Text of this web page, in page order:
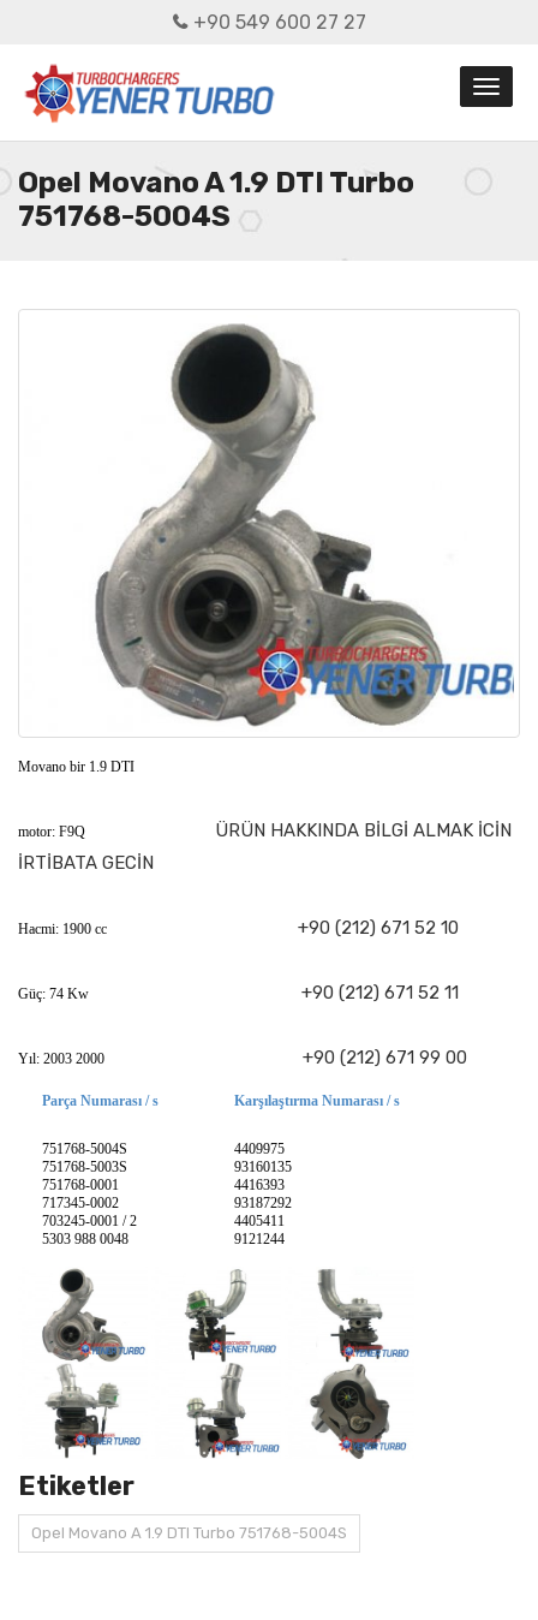
+90 549 600 27 27
Opel Movano A 1.9 DTI Turbo
751768-5004S
Movano bir 1.9 DTI
motor: F9Q ÜRÜN HAKKINDA BİLGİ ALMAK İCİN
İRTİBATA GECİN
Hacmi: 1900 cc +90 (212) 671 52 10
Güç: 74 Kw +90 (212) 671 52 11
Yıl: 2003 2000 +90 (212) 671 99 00
Parça Numarası / s
751768-5004S
751768-5003S
751768-0001
717345-0002
703245-0001 / 2
5303 988 0048
Karşılaştırma Numarası / s
4409975
93160135
4416393
93187292
4405411
9121244
Etiketler
Opel Movano A 1.9 DTI Turbo 751768-5004S